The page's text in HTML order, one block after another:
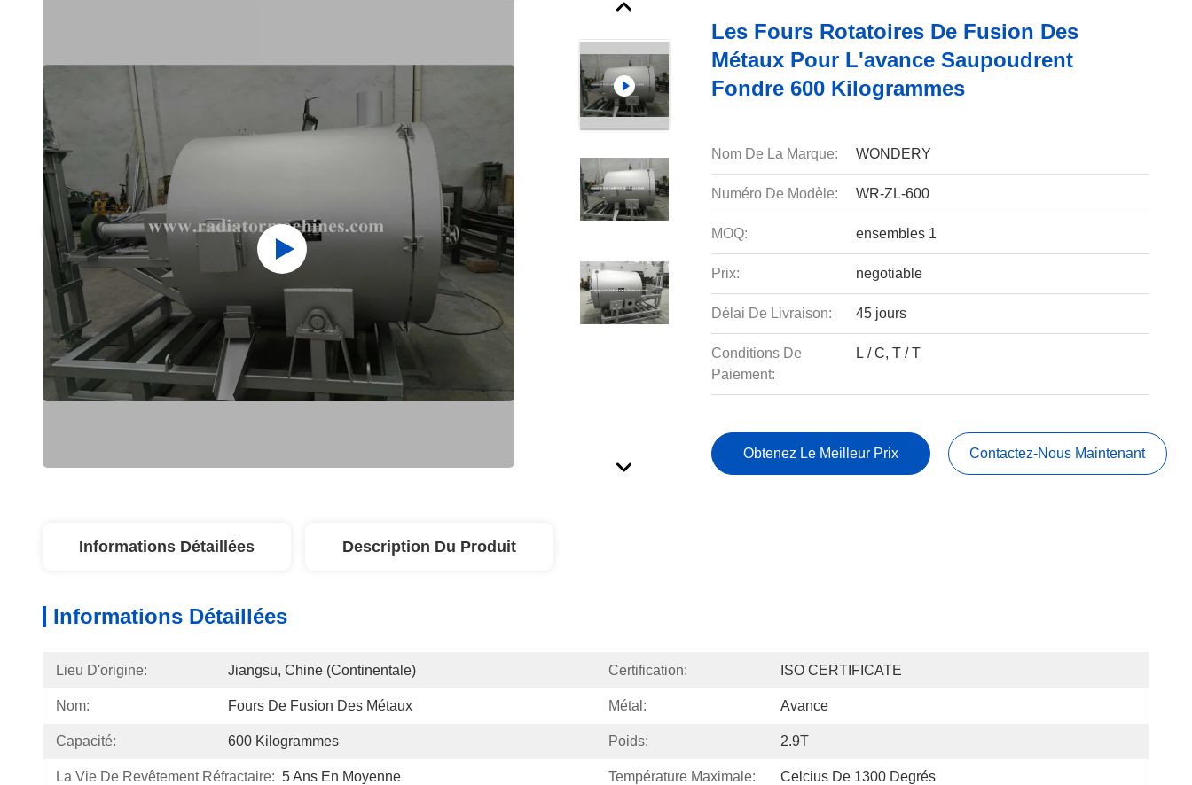
Les Fours Rotatoires De Fusion Des
Métaux Pour L'avance Saupoudrent
Fondre 600 Kilogrammes
Nom De La Marque: WONDERY
Numéro De Modèle: WR-ZL-600
MOQ: ensembles 1
Prix: negotiable
Délai De Livraison: 45 jours
Conditions De
Paiement:
L / C, T / T
Obtenez Le Meilleur Prix Contactez-Nous Maintenant
Informations Détaillées Description Du Produit
Informations Détaillées
Lieu D'origine: Jiangsu, Chine (continentale) Certification: ISO CERTIFICATE
Nom: Fours De Fusion Des Métaux Métal: Avance
Capacité: 600 Kilogrammes Poids: 2.9T
La Vie De Revêtement Réfractaire: 5 Ans En Moyenne Température Maximale: Celcius De 1300 Degrés